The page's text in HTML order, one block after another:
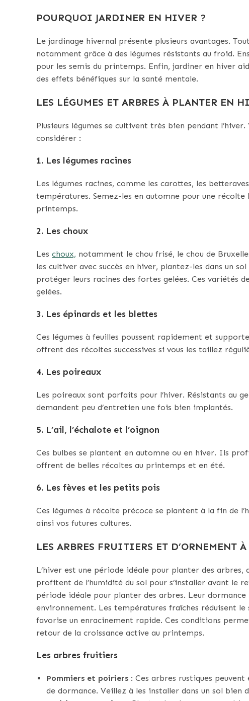
POURQUOI JARDINER EN HIVER ?
Le jardinage hivernal présente plusieurs avantages.
notamment grâce à des légumes résistants au froid.
pour les semis du printemps. Enfin, jardiner en hiver
des effets bénéfiques sur la santé mentale.
LES LÉGUMES ET ARBRES À PLANTER EN
Plusieurs légumes se cultivent très bien pendant
considérer :
1. Les légumes racines
Les légumes racines, comme les carottes, les
températures. Semez-les en automne pour une
printemps.
2. Les choux
Les choux, notamment le chou frisé, le chou de
les cultiver avec succès en hiver, plantez-les dans un
protéger leurs racines des fortes gelées. Ces variétés
gelées.
3. Les épinards et les blettes
Ces légumes à feuilles poussent rapidement et
offrent des récoltes successives si vous les taillez
4. Les poireaux
Les poireaux sont parfaits pour l’hiver. Résistants au
demandent peu d’entretien une fois bien implantés.
5. L’ail, l’échalote et l’oignon
Ces bulbes se plantent en automne ou en hiver. Ils
offrent de belles récoltes au printemps et en été.
6. Les fèves et les petits pois
Ces légumes à récolte précoce se plantent à la fin de
ainsi vos futures cultures.
LES ARBRES FRUITIERS ET D’ORNEMENT À
L’hiver est une période idéale pour planter des arbres,
profitent de l’humidité du sol pour s’installer avant le
période idéale pour planter des arbres. Leur
environnement. Les températures fraîches réduisent le
favorise un enracinement rapide. Ces conditions
retour de la croissance active au printemps.
Les arbres fruitiers
Pommiers et poiriers : Ces arbres rustiques
de dormance. Veillez à les installer dans un sol bien